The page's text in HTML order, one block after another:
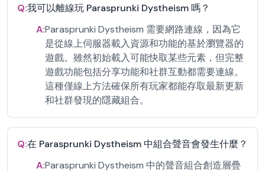
Q:我可以離線玩 Parasprunki Dystheism 嗎？
A:Parasprunki Dystheism 需要網路連線，因為它
是從線上伺服器載入資源和功能的基於瀏覽器的
遊戲。雖然初始載入可能快取某些元素，但完整
遊戲功能包括分享功能和社群互動都需要連線。
這種僅線上方法確保所有玩家都能存取最新更新
和社群發現的隱藏組合。
Q:在 Parasprunki Dystheism 中組合聲音會發生什麼？
A:Parasprunki Dystheism 中的聲音組合創造層疊